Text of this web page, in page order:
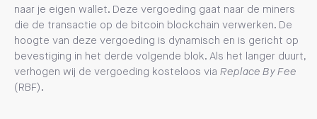
naar je eigen wallet. Deze vergoeding gaat naar de miners
die de transactie op de bitcoin blockchain verwerken. De
hoogte van deze vergoeding is dynamisch en is gericht op
bevestiging in het derde volgende blok. Als het langer duurt,
verhogen wij de vergoeding kosteloos viaReplace By Fee
(RBF).